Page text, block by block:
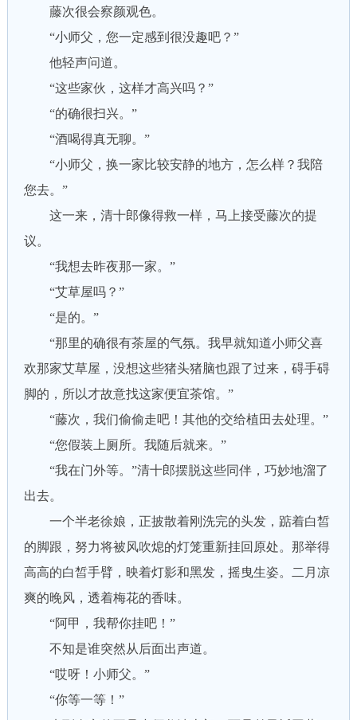
藤次很会察颜观色。
“小师父，您一定感到很没趣吧？”
他轻声问道。
“这些家伙，这样才高兴吗？”
“的确很扫兴。”
“酒喝得真无聊。”
“小师父，换一家比较安静的地方，怎么样？我陪
您去。”
这一来，清十郎像得救一样，马上接受藤次的提
议。
“我想去昨夜那一家。”
“艾草屋吗？”
“是的。”
“那里的确很有茶屋的气氛。我早就知道小师父喜
欢那家艾草屋，没想这些猪头猪脑也跟了过来，碍手碍
脚的，所以才故意找这家便宜茶馆。”
“藤次，我们偷偷走吧！其他的交给植田去处理。”
“您假装上厕所。我随后就来。”
“我在门外等。”清十郎摆脱这些同伴，巧妙地溜了
出去。
一个半老徐娘，正披散着刚洗完的头发，踮着白皙
的脚跟，努力将被风吹熄的灯笼重新挂回原处。那举得
高高的白皙手臂，映着灯影和黑发，摇曳生姿。二月凉
爽的晚风，透着梅花的香味。
“阿甲，我帮你挂吧！”
不知是谁突然从后面出声道。
“哎呀！小师父。”
“你等一等！”